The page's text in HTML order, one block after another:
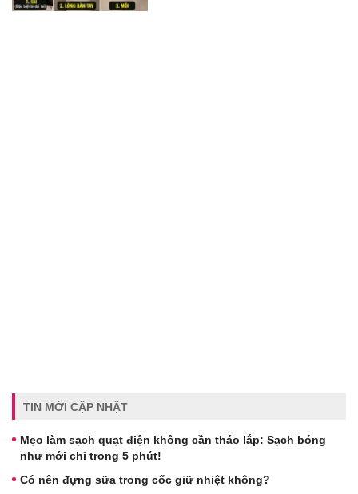
TIN MỚI CẬP NHẬT
Mẹo làm sạch quạt điện không cần tháo lắp: Sạch bóng
như mới chỉ trong 5 phút!
Có nên đựng sữa trong cốc giữ nhiệt không?